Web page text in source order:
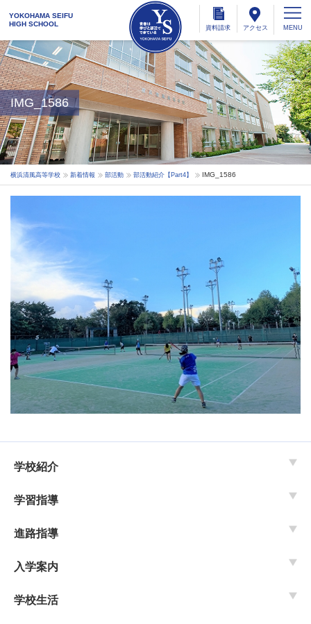
YOKOHAMA SEIFU
HIGH SCHOOL
資料請求 アクセス
IMG_1586
横浜清風高等学校 新着情報 部活動 部活動紹介【Part4】 IMG_1586
学校紹介
学習指導
進路指導
入学案内
学校生活